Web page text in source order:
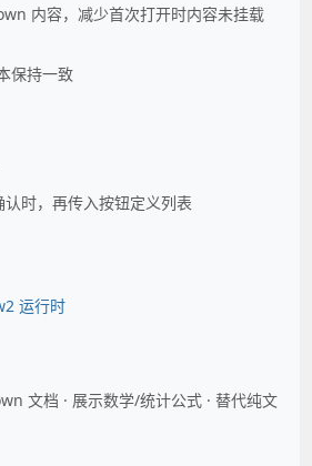
内容，减少首次打开时内容未挂载
保持一致
时，再传入按钮定义列表
运行时
文档 · 展示数学/统计公式 · 替代纯文